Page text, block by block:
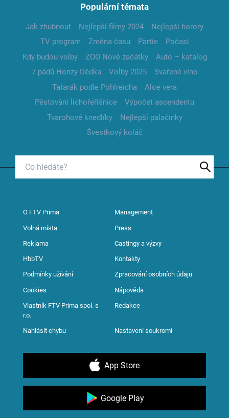
Populární témata
Jak zhubnout Nejlepší filmy 2024
Nejlepší horory
TV program
Změna času Partie
Počasí
Kdy budou volby
ZOO Nové začátky
Auto – katalog
7 pádů Honzy Dědka
Volby 2025
Svařené víno
Tatarák podle Pohlreicha
Aloe vera
Pěstování lichořeřišnice
Výpočet ascendentu
Tvarohové knedlíky
Nejlepší palačinky
Švestkový koláč
O FTV Prima Management
Volná místa Press
Reklama Castingy a výzvy
HbbTV Kontakty
Podmínky užívání Zpracování osobních údajů
Cookies Nápověda
Vlastník FTV Prima spol. s
r.o.
Redakce
Nahlásit chybu Nastavení soukromí
App Store
Google Play